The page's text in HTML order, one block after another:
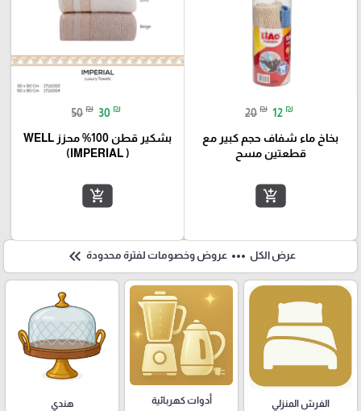
20 ₪ 12 ₪
بخاخ ماء شفاف حجم كبير مع
قطعتين مسح
add_shopping_cart
50 ₪ 30 ₪
بشكير قطن 100% محزز WELL
(IMPERIAL )
add_shopping_cart
عرض الكل more_horiz عروض وخصومات لفترة محدودة keyboard_double_arrow_left
الفرش المنزلي أدوات كهربائية هندي